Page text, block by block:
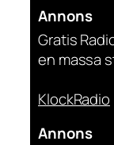
Annons
Gratis
en massa
KlockRadio
Annons